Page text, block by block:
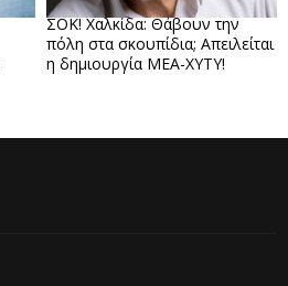
ΣΟΚ! Χαλκίδα: Θάβουν την
πόλη στα σκουπίδια; Απειλείται
η δημιουργία ΜΕΑ-ΧΥΤΥ!